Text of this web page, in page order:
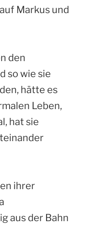
Markus und
den
so wie sie
hätte es
Leben,
hat sie
ihrer
aus der Bahn